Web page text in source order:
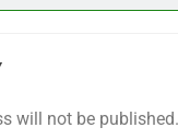
will not be published.